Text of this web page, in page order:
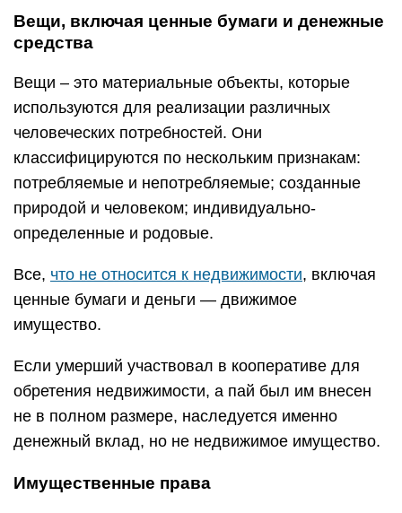
Вещи, включая ценные бумаги и денежные
средства
Вещи – это материальные объекты, которые
используются для реализации различных
человеческих потребностей. Они
классифицируются по нескольким признакам:
потребляемые и непотребляемые; созданные
природой и человеком; индивидуально-
определенные и родовые.
Все, что не относится к недвижимости, включая
ценные бумаги и деньги — движимое
имущество.
Если умерший участвовал в кооперативе для
обретения недвижимости, а пай был им внесен
не в полном размере, наследуется именно
денежный вклад, но не недвижимое имущество.
Имущественные права